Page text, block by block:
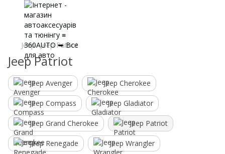
Jeep Jeep Patriot
Jeep Patriot
Jeep Avenger Jeep Cherokee
Jeep Compass Jeep Gladiator
Jeep Grand Cherokee Jeep Patriot
Jeep Renegade Jeep Wrangler